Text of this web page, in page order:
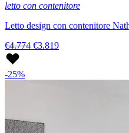
letto con contenitore
Letto design con contenitore
€4.774 €3.819
-25%